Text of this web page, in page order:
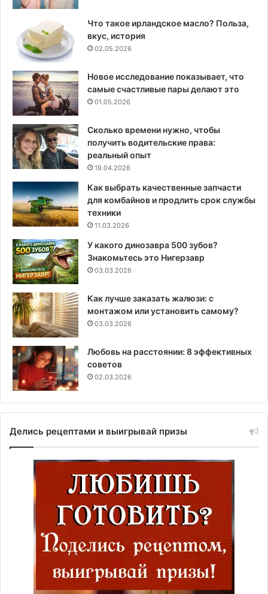
Что такое ирландское масло? Польза,
вкус, история
02.05.2026
Новое исследование показывает, что
самые счастливые пары делают это
01.05.2026
Сколько времени нужно, чтобы
получить водительские права:
реальный опыт
19.04.2026
Как выбрать качественные запчасти
для комбайнов и продлить срок службы
техники
11.03.2026
У какого динозавра 500 зубов?
Знакомьтесь это Нигерзавр
03.03.2026
Как лучше заказать жалюзи: с
монтажом или установить самому?
03.03.2026
Любовь на расстоянии: 8 эффективных
советов
02.03.2026
Делись рецептами и выигрывай призы